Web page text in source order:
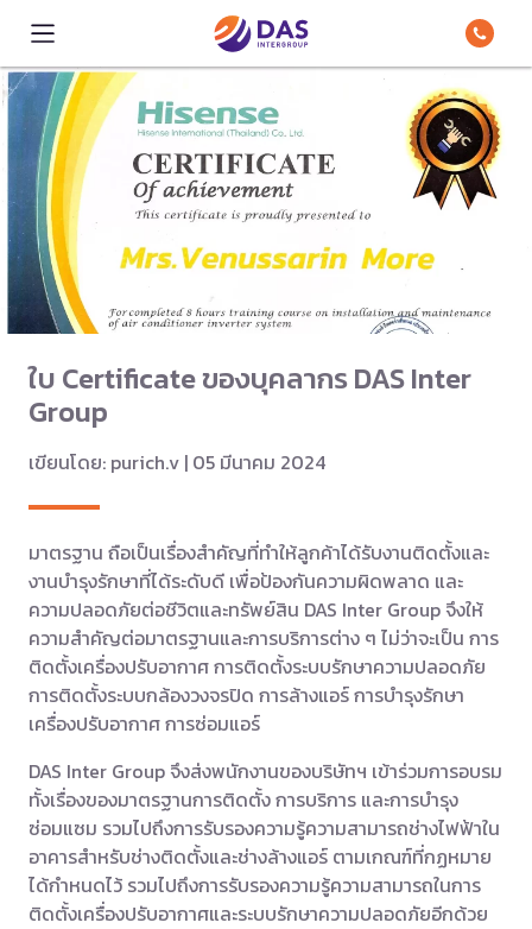
ใบ Certificate ของบุคลากร DAS Inter
Group
เขียนโดย: purich.v | 05 มีนาคม 2024
มาตรฐาน ถือเป็นเรื่องสำคัญที่ทำให้ลูกค้าได้รับงานติดตั้งและ
งานบำรุงรักษาที่ได้ระดับดี เพื่อป้องกันความผิดพลาด และ
ความปลอดภัยต่อชีวิตและทรัพย์สิน DAS Inter Group จึงให้
ความสำคัญต่อมาตรฐานและการบริการต่าง ๆ ไม่ว่าจะเป็น การ
ติดตั้งเครื่องปรับอากาศ การติดตั้งระบบรักษาความปลอดภัย
การติดตั้งระบบกล้องวงจรปิด การล้างแอร์ การบำรุงรักษา
เครื่องปรับอากาศ การซ่อมแอร์
DAS Inter Group จึงส่งพนักงานของบริษัทฯ เข้าร่วมการอบรม
ทั้งเรื่องของมาตรฐานการติดตั้ง การบริการ และการบำรุง
ซ่อมแซม รวมไปถึงการรับรองความรู้ความสามารถช่างไฟฟ้าใน
อาคารสำหรับช่างติดตั้งและช่างล้างแอร์ ตามเกณฑ์ที่กฏหมาย
ได้กำหนดไว้ รวมไปถึงการรับรองความรู้ความสามารถในการ
ติดตั้งเครื่องปรับอากาศและระบบรักษาความปลอดภัยอีกด้วย